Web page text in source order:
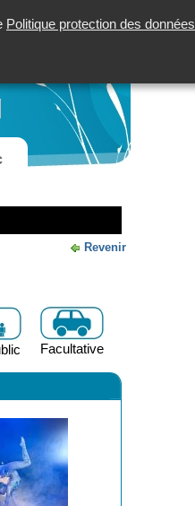
Politique protection des données
Revenir
Facultative